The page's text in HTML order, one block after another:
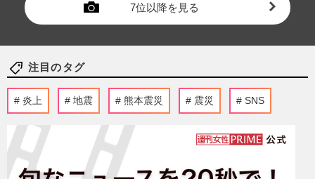
7位以降を見る
注目のタグ
炎上 地震 熊本震災 震災 SNS